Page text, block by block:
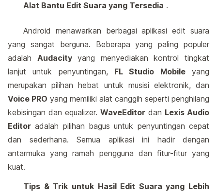
Alat Bantu Edit Suara yang Tersedia .
Android menawarkan berbagai aplikasi edit suara
yang sangat berguna. Beberapa yang paling populer
adalah Audacityyang menyediakan kontrol tingkat
lanjut untuk penyuntingan, FL Studio Mobileyang
merupakan pilihan hebat untuk musisi elektronik, dan
Voice PRO yang memiliki alat canggih seperti penghilang
kebisingan dan equalizer. WaveEditor dan Lexis Audio
Editor adalah pilihan bagus untuk penyuntingan cepat
dan sederhana. Semua aplikasi ini hadir dengan
antarmuka yang ramah pengguna dan fitur-fitur yang
kuat.
Tips & Trik untuk Hasil Edit Suara yang Lebih